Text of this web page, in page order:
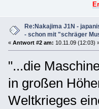
Re:Nakajima J1N -
- schon mit "schräger
« Antwort #2 am: 10.11.09 (12:03)
"...die
in großen
Weltkrieges